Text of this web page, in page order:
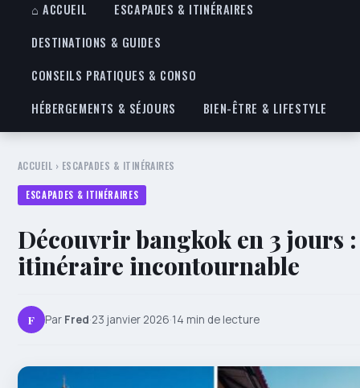
⌂ ACCUEIL
ESCAPADES & ITINÉRAIRES
DESTINATIONS & GUIDES
CONSEILS PRATIQUES & CONSO
HÉBERGEMENTS & SÉJOURS
BIEN-ÊTRE & LIFESTYLE
ACCUEIL › ESCAPADES & ITINÉRAIRES
ESCAPADES & ITINÉRAIRES
Découvrir bangkok en 3 jours
itinéraire incontournable
F Par Fred·23 janvier 2026·14 min de lecture